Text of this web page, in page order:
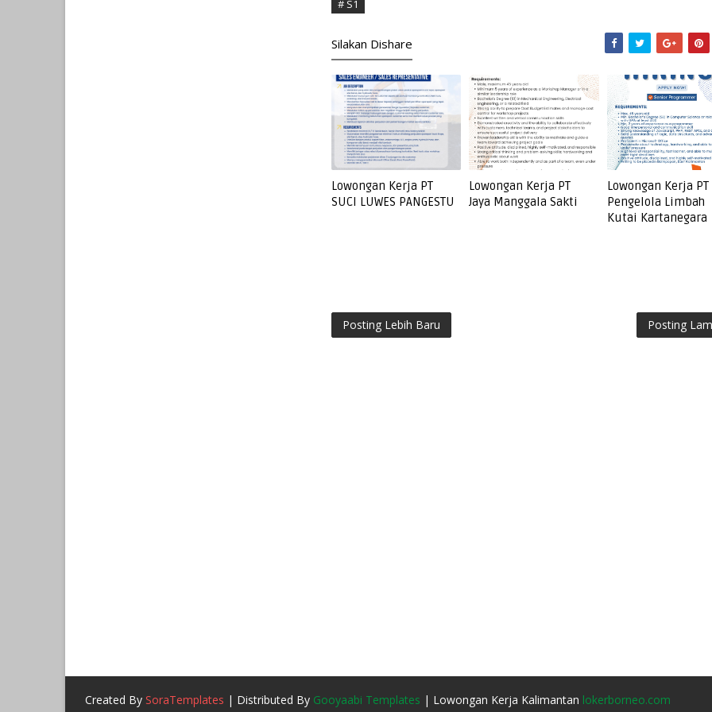
# S1
Silakan Dishare
Lowongan Kerja PT
SUCI LUWES PANGESTU
Lowongan Kerja PT
Jaya Manggala Sakti
Lowongan Kerja PT
Pengelola Limbah
Kutai Kartanegara
Posting Lebih Baru Posting
Created By SoraTemplates | Distributed By Gooyaabi Templates | Lowongan Kerja Kalimantan lokerborneo.com